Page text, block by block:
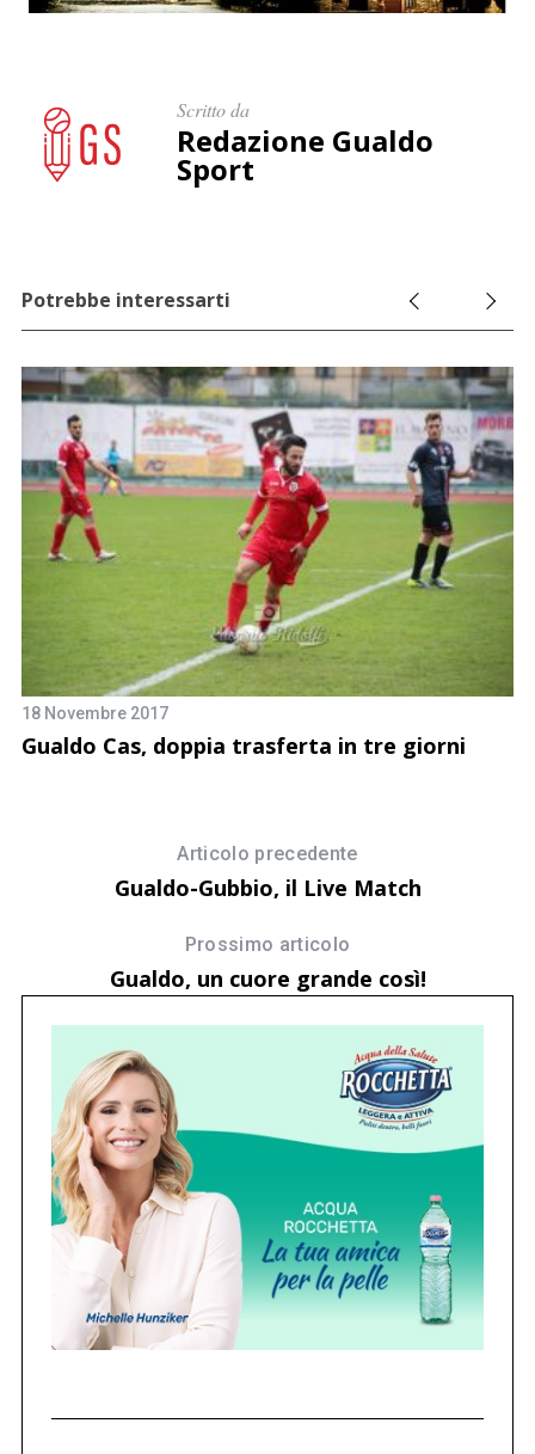
Scritto da
Redazione Gualdo
Sport
Potrebbe interessarti
18 Novembre 2017
Gualdo Cas, doppia trasferta in tre giorni
Articolo precedente
Gualdo-Gubbio, il Live Match
Prossimo articolo
Gualdo, un cuore grande così!